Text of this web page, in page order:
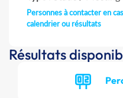
Personnes à contacter en
calendrier ou résultats
Résultats